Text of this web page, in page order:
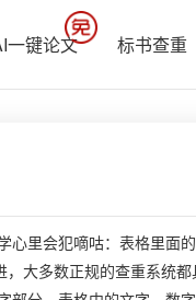
一键论文 标书查重
里会犯嘀咕：表格里面的
大多数正规的查重系统都